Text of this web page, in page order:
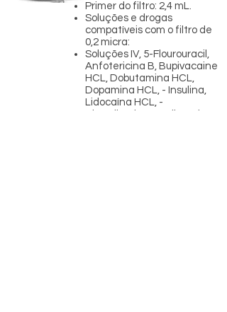
Primer do filtro: 2,4 mL.
Soluções e drogas
compatíveis com o filtro de
0,2 micra:
Soluções IV, 5-Flourouracil,
Anfotericina B, Bupivacaine
HCL, Dobutamina HCL,
Dopamina HCL, - Insulina,
Lidocaína HCL, -